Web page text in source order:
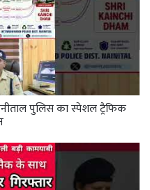
पुलिस का स्पेशल ट्रैफिक